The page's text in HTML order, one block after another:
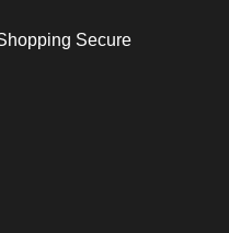
Secure